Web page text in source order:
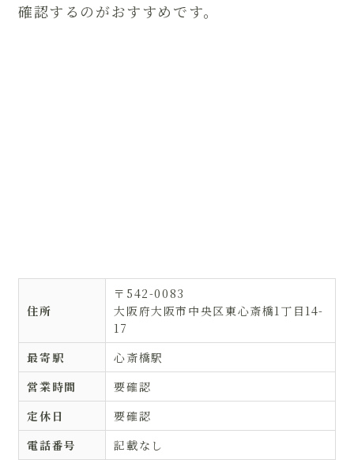
確認するのがおすすめです。
住所
〒542-0083
大阪府大阪市中央区東心斎橋1丁目14-
17
最寄駅
心斎橋駅
営業時間
要確認
定休日
要確認
電話番号
記載なし